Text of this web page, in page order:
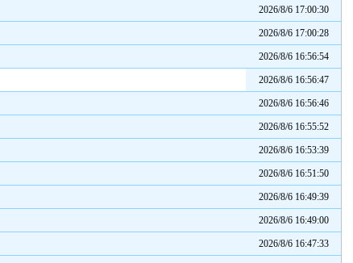
2026/8/6 17:00:30
2026/8/6 17:00:28
2026/8/6 16:56:54
2026/8/6 16:56:47
2026/8/6 16:56:46
2026/8/6 16:55:52
2026/8/6 16:53:39
2026/8/6 16:51:50
2026/8/6 16:49:39
2026/8/6 16:49:00
2026/8/6 16:47:33